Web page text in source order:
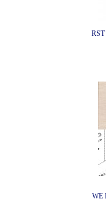
WE